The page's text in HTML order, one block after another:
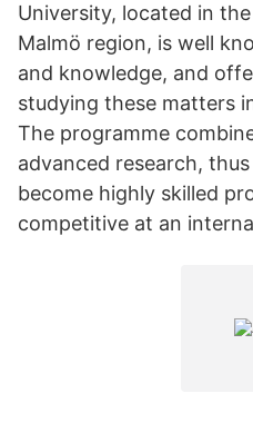
University, located in
Malmö region, is well
and knowledge, and
studying these matters
The programme
advanced research,
become highly skilled
competitive at an